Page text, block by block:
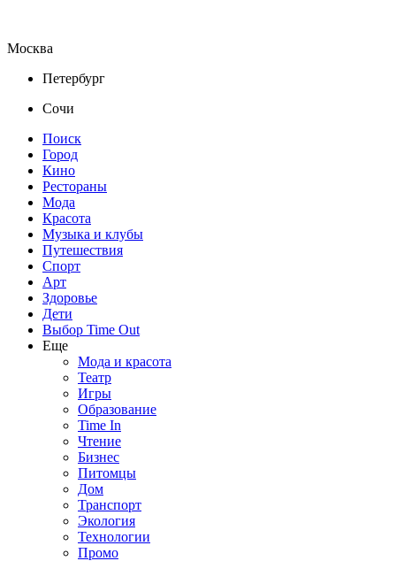
Москва
Петербург
Сочи
Поиск
Город
Кино
Рестораны
Мода
Красота
Музыка и клубы
Путешествия
Спорт
Арт
Здоровье
Дети
Выбор Time Out
Еще
Мода и красота
Театр
Игры
Образование
Time In
Чтение
Бизнес
Питомцы
Дом
Транспорт
Экология
Технологии
Промо